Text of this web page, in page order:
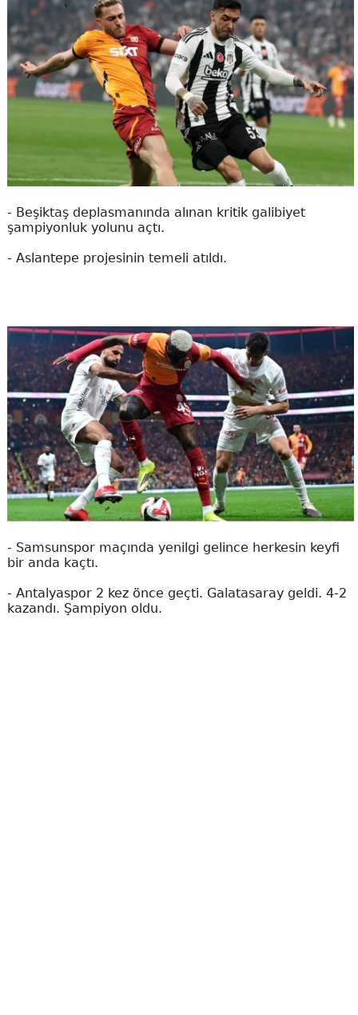
- Beşiktaş deplasmanında alınan kritik galibiyet
şampiyonluk yolunu açtı.
- Aslantepe projesinin temeli atıldı.
- Samsunspor maçında yenilgi gelince herkesin keyfi
bir anda kaçtı.
- Antalyaspor 2 kez önce geçti. Galatasaray geldi. 4-2
kazandı. Şampiyon oldu.